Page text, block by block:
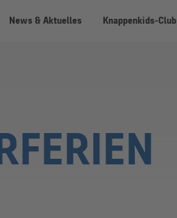
News & Aktuelles Knappenkids-Club